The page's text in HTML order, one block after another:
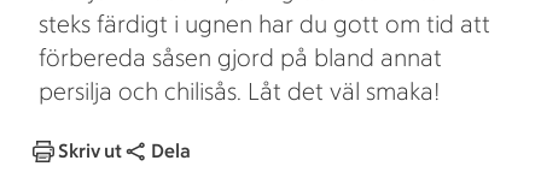
steks färdigt i ugnen har du gott om tid att
förbereda såsen gjord på bland annat
persilja och chilisås. Låt det väl smaka!
Skriv ut Dela